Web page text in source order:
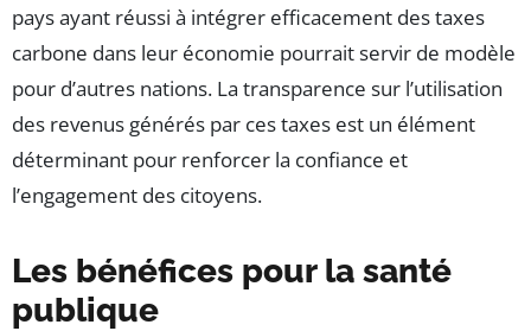
pays ayant réussi à intégrer efficacement des taxes
carbone dans leur économie pourrait servir de modèle
pour d’autres nations. La transparence sur l’utilisation
des revenus générés par ces taxes est un élément
déterminant pour renforcer la confiance et
l’engagement des citoyens.
Les bénéfices pour la santé
publique